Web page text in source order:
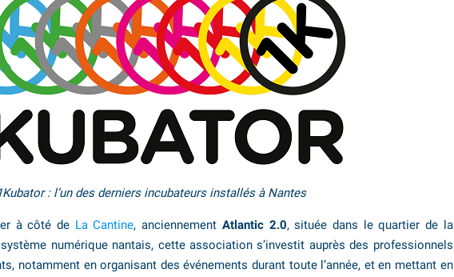
: l’un des derniers incubateurs installés à Nantes
à côté de La Cantine, anciennement Atlantic 2.0, située dans le quartier de la
numérique nantais, cette association s’investit auprès des professionnels
notamment en organisant des événements durant toute l’année, et en mettant en